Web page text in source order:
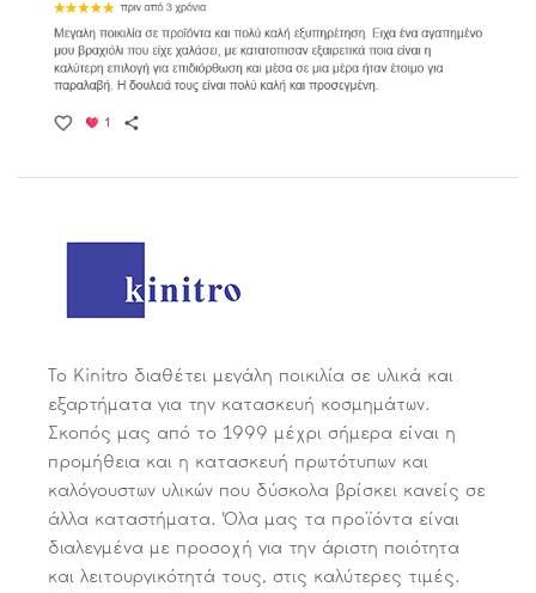
Το Kinitro διαθέτει μεγάλη ποικιλία σε υλικά και
εξαρτήματα για την κατασκευή κοσμημάτων.
Σκοπός μας από το 1999 μέχρι σήμερα είναι η
προμήθεια και η κατασκευή πρωτότυπων και
καλόγουστων υλικών που δύσκολα βρίσκει κανείς σε
άλλα καταστήματα. Όλα μας τα προϊόντα είναι
διαλεγμένα με προσοχή για την άριστη ποιότητα
και λειτουργικότητά τους, στις καλύτερες τιμές.